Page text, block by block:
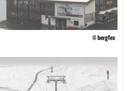
© bergfex